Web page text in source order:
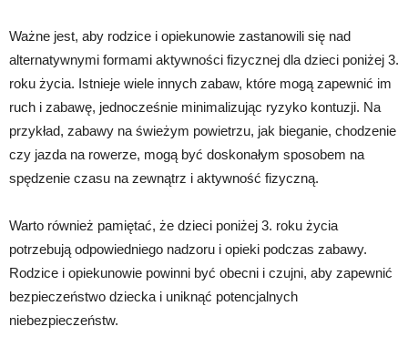
Ważne jest, aby rodzice i opiekunowie zastanowili się nad
alternatywnymi formami aktywności fizycznej dla dzieci poniżej 3.
roku życia. Istnieje wiele innych zabaw, które mogą zapewnić im
ruch i zabawę, jednocześnie minimalizując ryzyko kontuzji. Na
przykład, zabawy na świeżym powietrzu, jak bieganie, chodzenie
czy jazda na rowerze, mogą być doskonałym sposobem na
spędzenie czasu na zewnątrz i aktywność fizyczną.
Warto również pamiętać, że dzieci poniżej 3. roku życia
potrzebują odpowiedniego nadzoru i opieki podczas zabawy.
Rodzice i opiekunowie powinni być obecni i czujni, aby zapewnić
bezpieczeństwo dziecka i uniknąć potencjalnych
niebezpieczeństw.